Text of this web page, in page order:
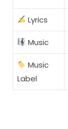
Lyrics
Music
Music
Label